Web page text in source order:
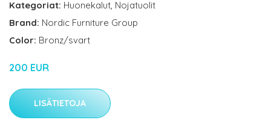
Kategoriat: Huonekalut, Nojatuolit
Brand: Nordic Furniture Group
Color: Bronz/svart
200 EUR
LISÄTIETOJA